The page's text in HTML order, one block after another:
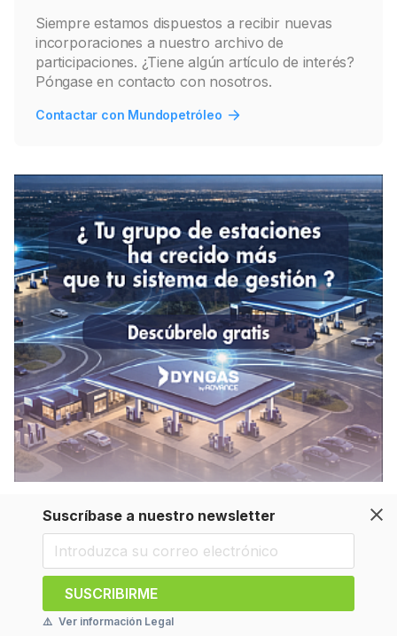
Siempre estamos dispuestos a recibir nuevas
incorporaciones a nuestro archivo de
participaciones. ¿Tiene algún artículo de interés?
Póngase en contacto con nosotros.
Contactar con Mundopetróleo
Suscríbase a nuestro newsletter
SUSCRIBIRME
⚠️ Ver información Legal